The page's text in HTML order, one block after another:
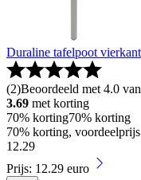
Duraline tafelpoot
(2)Beoordeeld met 4.0
3.69 met korting
70% korting70% korting
70% korting,
12.29
Prijs: 12.29 euro